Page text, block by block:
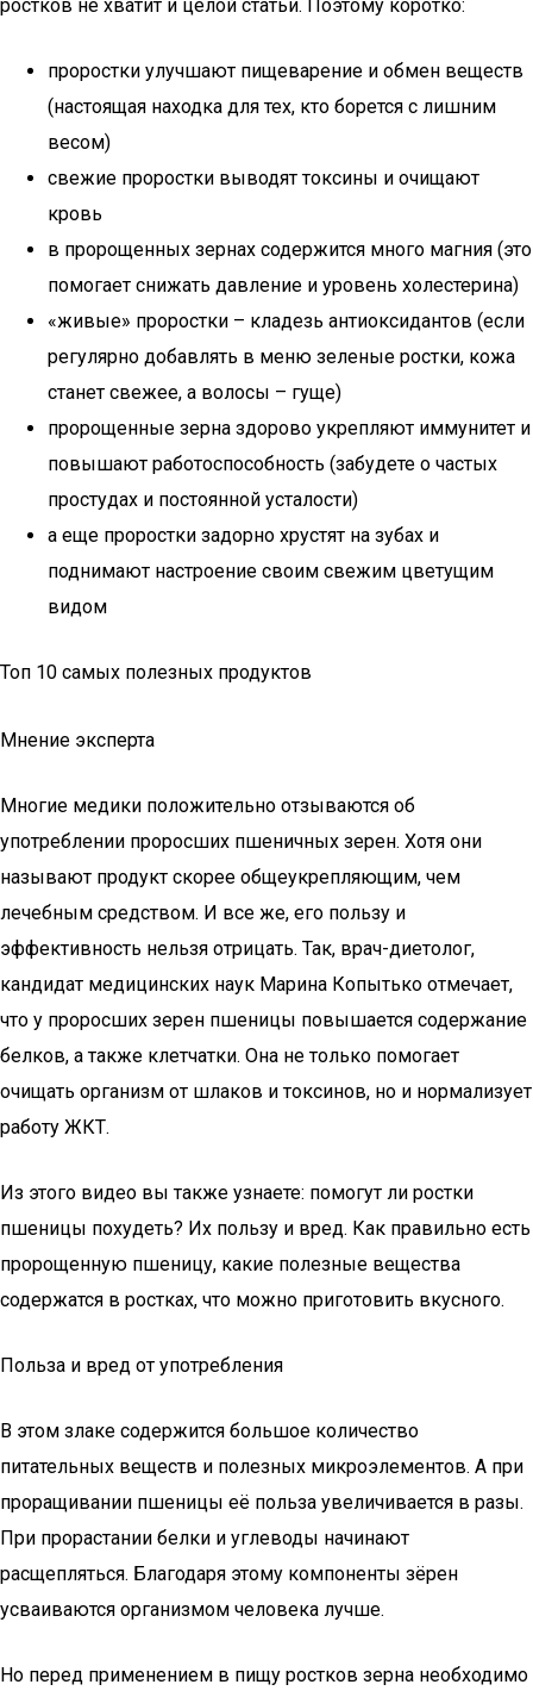
ростков не хватит и целой статьи. Поэтому коротко:
проростки улучшают пищеварение и обмен веществ
(настоящая находка для тех, кто борется с лишним
весом)
свежие проростки выводят токсины и очищают
кровь
в пророщенных зернах содержится много магния (это
помогает снижать давление и уровень холестерина)
«живые» проростки – кладезь антиоксидантов (если
регулярно добавлять в меню зеленые ростки, кожа
станет свежее, а волосы – гуще)
пророщенные зерна здорово укрепляют иммунитет и
повышают работоспособность (забудете о частых
простудах и постоянной усталости)
а еще проростки задорно хрустят на зубах и
поднимают настроение своим свежим цветущим
видом
Топ 10 самых полезных продуктов
Мнение эксперта
Многие медики положительно отзываются об
употреблении проросших пшеничных зерен. Хотя они
называют продукт скорее общеукрепляющим, чем
лечебным средством. И все же, его пользу и
эффективность нельзя отрицать. Так, врач-диетолог,
кандидат медицинских наук Марина Копытько отмечает,
что у проросших зерен пшеницы повышается содержание
белков, а также клетчатки. Она не только помогает
очищать организм от шлаков и токсинов, но и нормализует
работу ЖКТ.
Из этого видео вы также узнаете: помогут ли ростки
пшеницы похудеть? Их пользу и вред. Как правильно есть
пророщенную пшеницу, какие полезные вещества
содержатся в ростках, что можно приготовить вкусного.
Польза и вред от употребления
В этом злаке содержится большое количество
питательных веществ и полезных микроэлементов. А при
проращивании пшеницы её польза увеличивается в разы.
При прорастании белки и углеводы начинают
расщепляться. Благодаря этому компоненты зёрен
усваиваются организмом человека лучше.
Но перед применением в пищу ростков зерна необходимо